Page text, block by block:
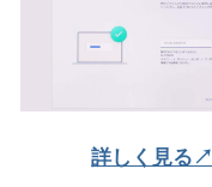
詳しく見る↗